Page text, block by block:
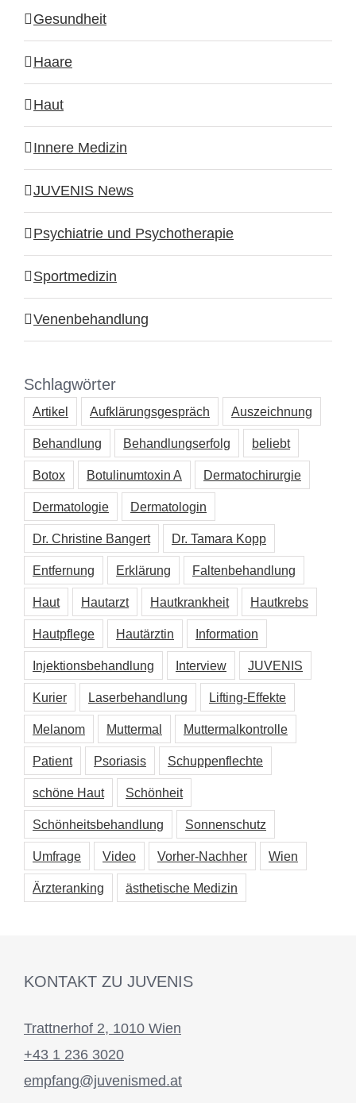
Gesundheit
Haare
Haut
Innere Medizin
JUVENIS News
Psychiatrie und Psychotherapie
Sportmedizin
Venenbehandlung
Schlagwörter
Artikel Aufklärungsgespräch Auszeichnung
Behandlung Behandlungserfolg beliebt
Botox Botulinumtoxin A Dermatochirurgie
Dermatologie Dermatologin
Dr. Christine Bangert Dr. Tamara Kopp
Entfernung Erklärung Faltenbehandlung
Haut Hautarzt Hautkrankheit Hautkrebs
Hautpflege Hautärztin Information
Injektionsbehandlung Interview JUVENIS
Kurier Laserbehandlung Lifting-Effekte
Melanom Muttermal Muttermalkontrolle
Patient Psoriasis Schuppenflechte
schöne Haut Schönheit
Schönheitsbehandlung Sonnenschutz
Umfrage Video Vorher-Nachher Wien
Ärzteranking ästhetische Medizin
KONTAKT ZU JUVENIS
Trattnerhof 2, 1010 Wien
+43 1 236 3020
empfang@juvenismed.at